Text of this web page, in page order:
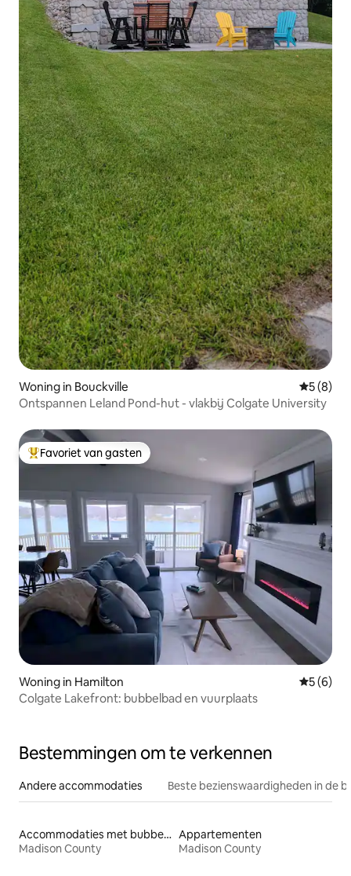
Woning in Bouckville
5 (8)
Ontspannen Leland Pond-hut - vlakbij Colgate University
Topfavoriet van gasten
Favoriet van gasten
Woning in Hamilton
5 (6)
Colgate Lakefront: bubbelbad en vuurplaats
Bestemmingen om te verkennen
Andere accommodaties Beste bezienswaardigheden in de
Accommodaties met bubbelbad
Madison County
Appartementen
Madison County